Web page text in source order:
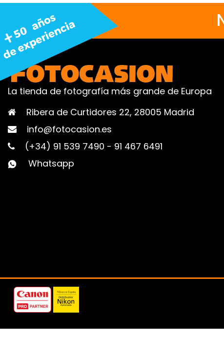
La tienda de fotografía más grande de Europa
Ribera de Curtidores 22, 28005 Madrid
info@fotocasion.es
(+34) 91 539 7490 - 91 467 6491
Whatsapp